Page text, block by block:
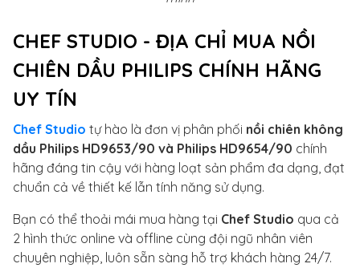
CHEF STUDIO - ĐỊA CHỈ MUA NỒI
CHIÊN DẦU PHILIPS CHÍNH HÃNG
UY TÍN
Chef Studio tự hào là đơn vị phân phối nồi chiên không
dầu Philips HD9653/90 và Philips HD9654/90 chính
hãng đáng tin cậy với hàng loạt sản phẩm đa dạng, đạt
chuẩn cả về thiết kế lẫn tính năng sử dụng.
Bạn có thể thoải mái mua hàng tại Chef Studio qua cả
2 hình thức online và offline cùng đội ngũ nhân viên
chuyên nghiệp, luôn sẵn sàng hỗ trợ khách hàng 24/7.